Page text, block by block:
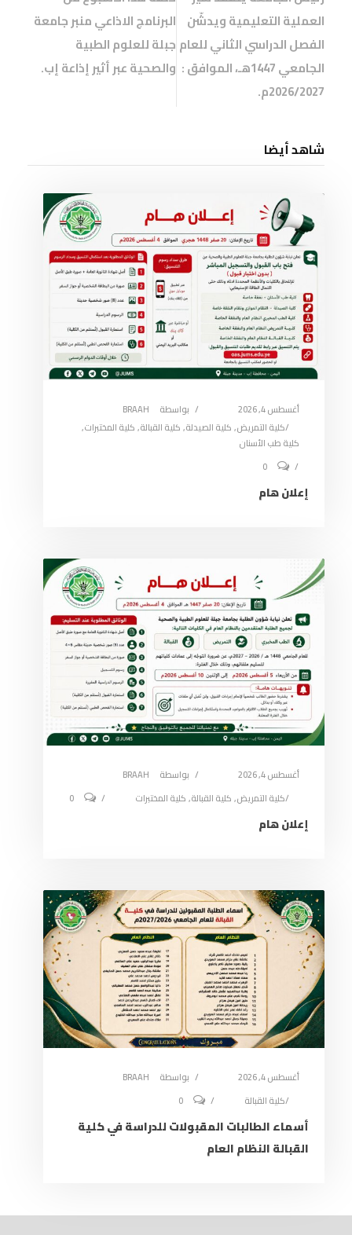
البرنامج الاذاعي منبر جامعة
جبلة للعلوم الطبية
والصحية عبر أثير إذاعة إب.
العملية التعليمية ويدشّن
الفصل الدراسي الثاني للعام
الجامعي 1447هـ، الموافق :
2026/2027م.
شاهد أيضا
أغسطس 4, 2026 بواسطة
BRAAH
كلية التمريض, كلية الصيدلة, كلية القبالة, كلية المختبرات,
كلية طب الأسنان
0
إعلان هام
أغسطس 4, 2026 بواسطة
BRAAH
كلية التمريض, كلية القبالة, كلية المختبرات 0
إعلان هام
أغسطس 4, 2026 بواسطة
BRAAH
كلية القبالة
0
أسماء الطالبات المقبولات للدراسة في كلية
القبالة النظام العام